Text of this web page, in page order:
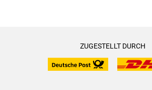
ZUGESTELLT DURCH